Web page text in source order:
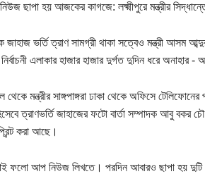
ছাপা হয় আজকের কাগজে: লক্ষ্মীপুরে মন্ত্রীর
ভর্তি ত্রাণ সামগ্রী থাকা সত্বেও মন্ত্রী আসম
এলাকার হাজার হাজার দুর্গত দুদিন ধরে অনাহার -
থেকে মন্ত্রীর সাঙ্গপাঙ্গরা ঢাকা থেকে অফিসে
ত্রাণভর্তি জাহাজের ফটো বার্তা সম্পাদক আবু বকর
করা আছে।
যাই ফলো আপ নিউজ লিখতে। পরদিন আবারও ছাপা হয়